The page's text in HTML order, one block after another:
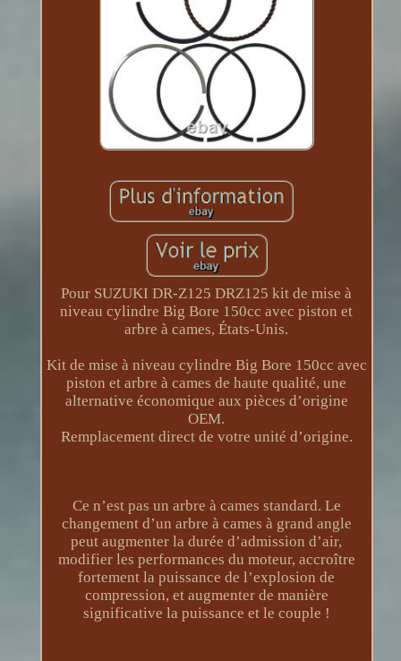
Pour SUZUKI DR-Z125 DRZ125 kit de mise à
niveau cylindre Big Bore 150cc avec piston et
arbre à cames, États-Unis.
Kit de mise à niveau cylindre Big Bore 150cc avec
piston et arbre à cames de haute qualité, une
alternative économique aux pièces d’origine
OEM.
Remplacement direct de votre unité d’origine.
Ce n’est pas un arbre à cames standard. Le
changement d’un arbre à cames à grand angle
peut augmenter la durée d’admission d’air,
modifier les performances du moteur, accroître
fortement la puissance de l’explosion de
compression, et augmenter de manière
significative la puissance et le couple !